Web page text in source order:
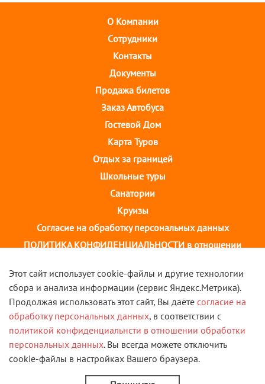
О Компании
Cотрудники
Контакты
Документы
Продажа билетов
Заказ Автобуса
Гостевой Дом
Карта Туров
Отдых за границей
Школьные туры
Санатории
Круизы
Согласие на обработку персональных данных
ПОЛИТИКА КОНФИДЕНЦИАЛЬНОСТИ в отношении
г. Иваново, ул. 10 августа, д.43 ТОЦ "Августин"
2 этаж, тел. +7(4932) 58-14-58
VK
© 2013 - 2026 Туристическая компания "Скорость". Все
права защищены.
Этот сайт использует cookie-файлы и другие технологии
сбора и анализа информации (сервис Яндекс.Метрика).
Продолжая использовать этот сайт, Вы даёте согласие на
обработку персональных данных, в соответствии с
политикой конфиденциальнсти в отношении обработки
персональных данных. Вы всегда можете отключить
cookie-файлы в настройках Вашего браузера.